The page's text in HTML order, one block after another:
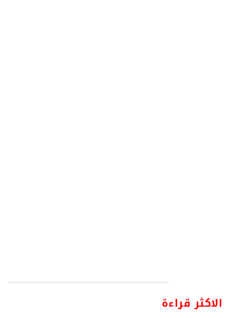
الاكثر قراءة